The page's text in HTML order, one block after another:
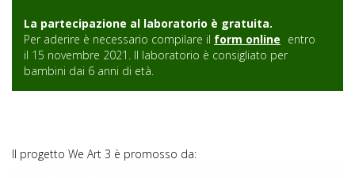
La partecipazione al laboratorio è gratuita.
Per aderire è necessario compilare il form online entro
il 15 novembre 2021. Il laboratorio è consigliato per
bambini dai 6 anni di età.
Il progetto We Art 3 è promosso da: